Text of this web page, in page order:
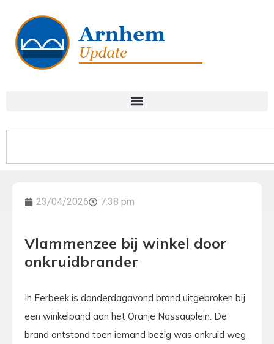
23/04/2026 7:38 pm
Vlammenzee bij winkel door
onkruidbrander
In Eerbeek is donderdagavond brand uitgebroken bij
een winkelpand aan het Oranje Nassauplein. De
brand ontstond toen iemand bezig was onkruid weg